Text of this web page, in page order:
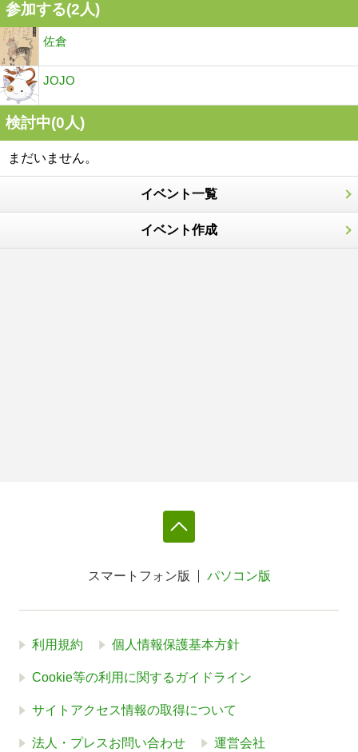
参加する(2人)
佐倉
JOJO
検討中(0人)
まだいません。
イベント一覧
イベント作成
スマートフォン版 パソコン版
利用規約 個人情報保護基本方針
Cookie等の利用に関するガイドライン
サイトアクセス情報の取得について
法人・プレスお問い合わせ 運営会社